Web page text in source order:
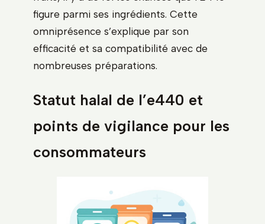
figure parmi ses ingrédients. Cette
omniprésence s’explique par son
efficacité et sa compatibilité avec de
nombreuses préparations.
Statut halal de l’e440 et
points de vigilance pour les
consommateurs